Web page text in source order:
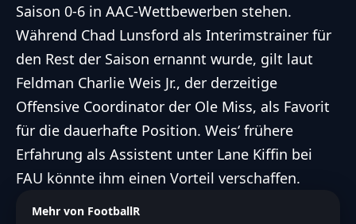
Saison 0-6 in AAC-Wettbewerben stehen.
Während Chad Lunsford als Interimstrainer für
den Rest der Saison ernannt wurde, gilt laut
Feldman Charlie Weis Jr., der derzeitige
Offensive Coordinator der Ole Miss, als Favorit
für die dauerhafte Position. Weis‘ frühere
Erfahrung als Assistent unter Lane Kiffin bei
FAU könnte ihm einen Vorteil verschaffen.
Mehr von FootballR